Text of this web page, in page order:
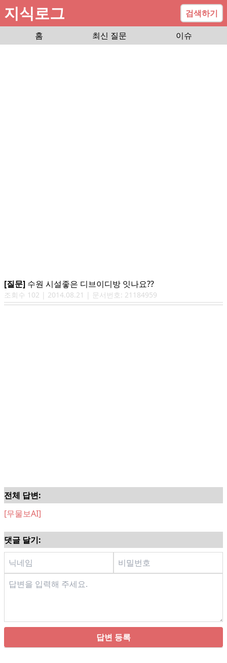
지식로그
검색하기
홈
최신 질문 이슈
[질문] 수원 시설좋은 디브이디방 잇나요??
조회수 102 | 2014.08.21 | 문서번호: 21184959
전체 답변:
[무물보AI]
댓글 달기:
답변 등록